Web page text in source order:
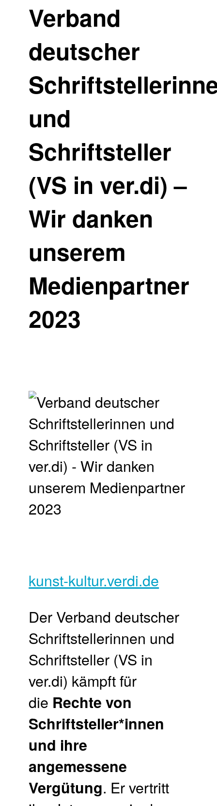
Verband
deutscher
und
Schriftsteller
(VS in ver.di) –
Wir danken
unserem
Medienpartner
2023
kunst-kultur.verdi.de
Der Verband deutscher
Schriftstellerinnen und
Schriftsteller (VS in
ver.di) kämpft für
die Rechte von
Schriftsteller*innen
und ihre
angemessene
Vergütung. Er vertritt